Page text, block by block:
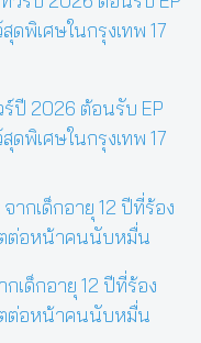
ร์ปี 2026 ต้อนรับ EP
สุดพิเศษในกรุงเทพ 17
เด็กอายุ 12 ปีที่ร้อง
ตต่อหน้าคนนับหมื่น